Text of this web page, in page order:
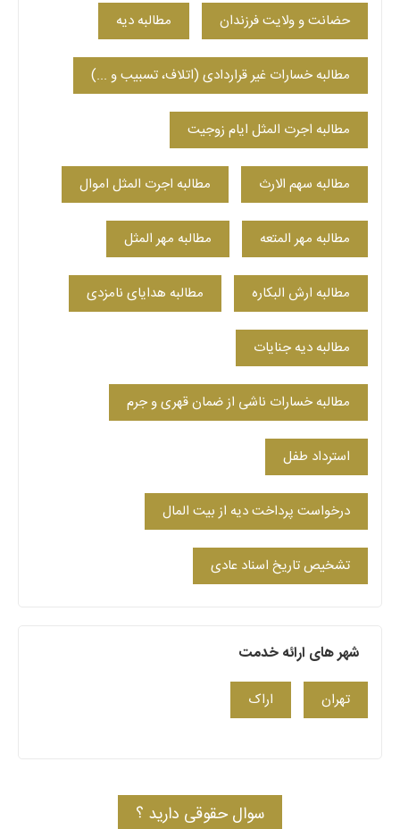
حضانت و ولایت فرزندان مطالبه دیه
مطالبه خسارات غیر قراردادی (اتلاف، تسبیب و ...)
مطالبه اجرت المثل ایام زوجیت
مطالبه سهم الارث مطالبه اجرت المثل اموال
مطالبه مهر المتعه مطالبه مهر المثل
مطالبه ارش البکاره مطالبه هدایای نامزدی
مطالبه دیه جنایات
مطالبه خسارات ناشی از ضمان قهری و جرم
استرداد طفل
درخواست پرداخت دیه از بیت المال
تشخیص تاریخ اسناد عادی
شهر های ارائه خدمت
تهران اراک
سوال حقوقی دارید ؟